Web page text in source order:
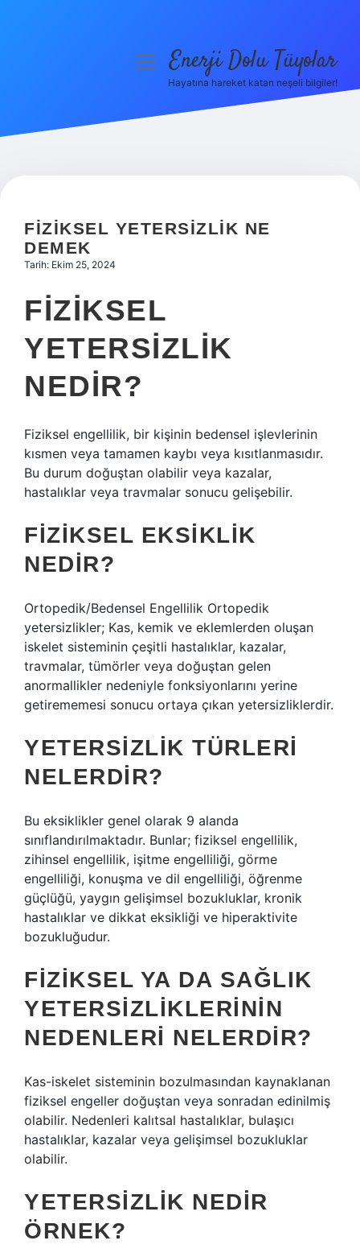
Hakkımızda
menüyüEnerji Dolu Tüyolar
Hayatına hareket katan neşeli bilgiler!
FIZIKSEL YETERSIZLIK NE
DEMEK
Tarih: Ekim 25, 2024
FIZIKSEL
YETERSIZLIK
NEDIR?
Fiziksel engellilik, bir kişinin bedensel işlevlerinin
kısmen veya tamamen kaybı veya kısıtlanmasıdır.
Bu durum doğuştan olabilir veya kazalar,
hastalıklar veya travmalar sonucu gelişebilir.
FIZIKSEL EKSIKLIK
NEDIR?
Ortopedik/Bedensel Engellilik Ortopedik
yetersizlikler; Kas, kemik ve eklemlerden oluşan
iskelet sisteminin çeşitli hastalıklar, kazalar,
travmalar, tümörler veya doğuştan gelen
anormallikler nedeniyle fonksiyonlarını yerine
getirememesi sonucu ortaya çıkan yetersizliklerdir.
YETERSIZLIK TÜRLERI
NELERDIR?
Bu eksiklikler genel olarak 9 alanda
sınıflandırılmaktadır. Bunlar; fiziksel engellilik,
zihinsel engellilik, işitme engelliliği, görme
engelliliği, konuşma ve dil engelliliği, öğrenme
güçlüğü, yaygın gelişimsel bozukluklar, kronik
hastalıklar ve dikkat eksikliği ve hiperaktivite
bozukluğudur.
FIZIKSEL YA DA SAĞLIK
YETERSIZLIKLERININ
NEDENLERI NELERDIR?
Kas-iskelet sisteminin bozulmasından kaynaklanan
fiziksel engeller doğuştan veya sonradan edinilmiş
olabilir. Nedenleri kalıtsal hastalıklar, bulaşıcı
hastalıklar, kazalar veya gelişimsel bozukluklar
olabilir.
YETERSIZLIK NEDIR
ÖRNEK?